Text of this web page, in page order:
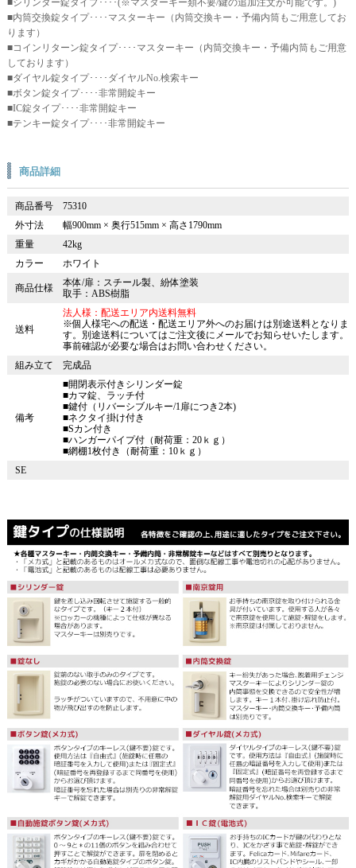
■内筒交換錠タイプ････マスターキー（内筒交換キー・予備内筒もご用意してお
ります）
■コインリターン錠タイプ････マスターキー（内筒交換キー・予備内筒もご用意
しております）
■ダイヤル錠タイプ････ダイヤルNo.検索キー
■ボタン錠タイプ････非常開錠キー
■IC錠タイプ････非常開錠キー
■テンキー錠タイプ････非常開錠キー
商品詳細
商品番号
75310
外寸法
幅900mm × 奥行515mm × 高さ1790mm
重量
42kg
カラー
ホワイト
商品仕様
本体/扉：スチール製、紛体塗装
取手：ABS樹脂
送料
法人様：配送エリア内送料無料
※個人様宅への配送・配送エリア外へのお届けは別途送料となりま
す。別途送料についてはご注文後にメールでお知らせいたします。
事前確認が必要な場合はお問い合わせください。
組み立て
完成品
備考
■開閉表示付きシリンダー錠
■カマ錠、ラッチ付
■鍵付（リバーシブルキー/1扉につき2本)
■ネクタイ掛け付き
■Sカン付き
■ハンガーパイプ付（耐荷重：20ｋｇ）
■網棚1枚付き（耐荷重：10ｋｇ）
SE